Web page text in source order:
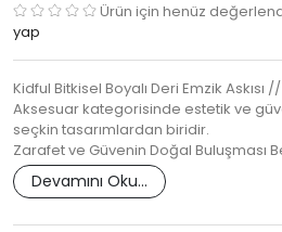
Ürün için henüz
yap
Kidful Bitkisel Boyalı Deri Emzik Askısı
Aksesuar kategorisinde estetik ve
seçkin tasarımlardan biridir.
Zarafet ve Güvenin Doğal Buluşması
Devamını Oku...